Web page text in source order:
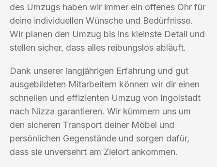
des Umzugs haben wir immer ein offenes Ohr für
deine individuellen Wünsche und Bedürfnisse.
Wir planen den Umzug bis ins kleinste Detail und
stellen sicher, dass alles reibungslos abläuft.
Dank unserer langjährigen Erfahrung und gut
ausgebildeten Mitarbeitern können wir dir einen
schnellen und effizienten Umzug von Ingolstadt
nach Nizza garantieren. Wir kümmern uns um
den sicheren Transport deiner Möbel und
persönlichen Gegenstände und sorgen dafür,
dass sie unversehrt am Zielort ankommen.